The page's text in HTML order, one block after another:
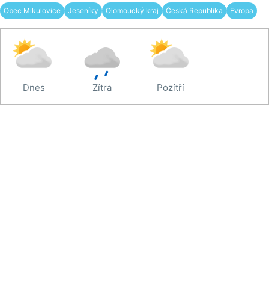
Obec Mikulovice Jeseníky Olomoucký kraj Česká Republika Evropa
Dnes Zítra Pozítří